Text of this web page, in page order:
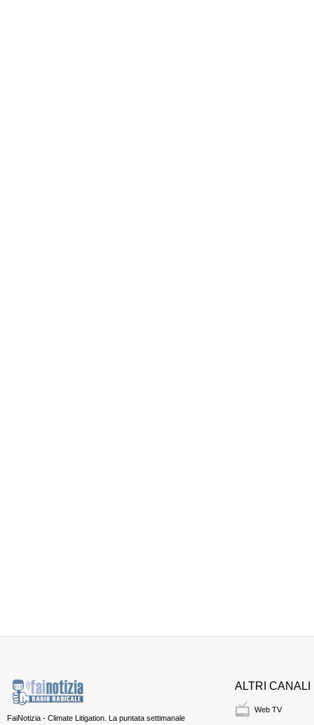
FaiNotizia - Climate Litigation. La puntata settimanale
ALTRI CANALI
Web TV